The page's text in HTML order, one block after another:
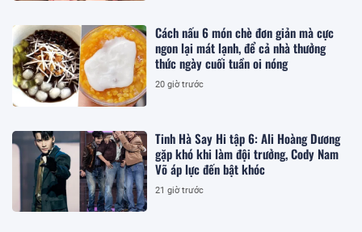
Cách nấu 6 món chè đơn giản mà cực
ngon lại mát lạnh, để cả nhà thưởng
thức ngày cuối tuần oi nóng
20 giờ trước
Tinh Hà Say Hi tập 6: Ali Hoàng Dương
gặp khó khi làm đội trưởng, Cody Nam
Võ áp lực đến bật khóc
21 giờ trước